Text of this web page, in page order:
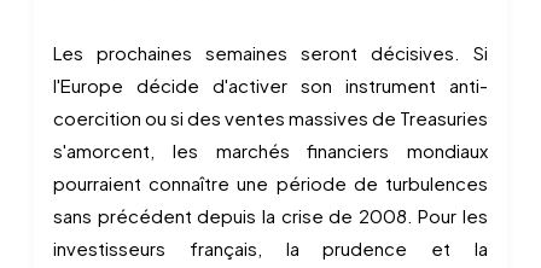
Les prochaines semaines seront décisives. Si
l'Europe décide d'activer son instrument anti-
coercition ou si des ventes massives de Treasuries
s'amorcent, les marchés financiers mondiaux
pourraient connaître une période de turbulences
sans précédent depuis la crise de 2008. Pour les
investisseurs français, la prudence et la